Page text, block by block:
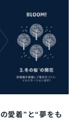
愛着”と“夢をも